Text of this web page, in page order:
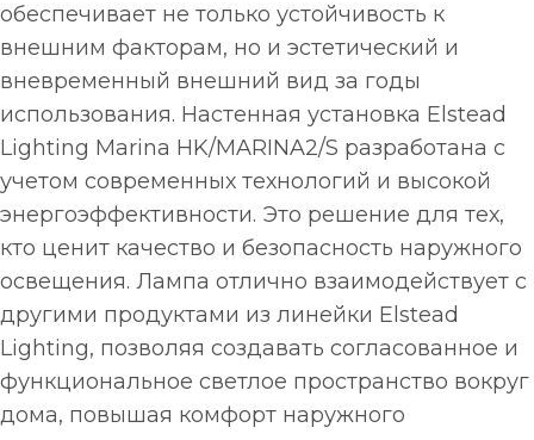
обеспечивает не только устойчивость к
внешним факторам, но и эстетический и
вневременный внешний вид за годы
использования. Настенная установка Elstead
Lighting Marina HK/MARINA2/S разработана с
учетом современных технологий и высокой
энергоэффективности. Это решение для тех,
кто ценит качество и безопасность наружного
освещения. Лампа отлично взаимодействует с
другими продуктами из линейки Elstead
Lighting, позволяя создавать согласованное и
функциональное светлое пространство вокруг
дома, повышая комфорт наружного